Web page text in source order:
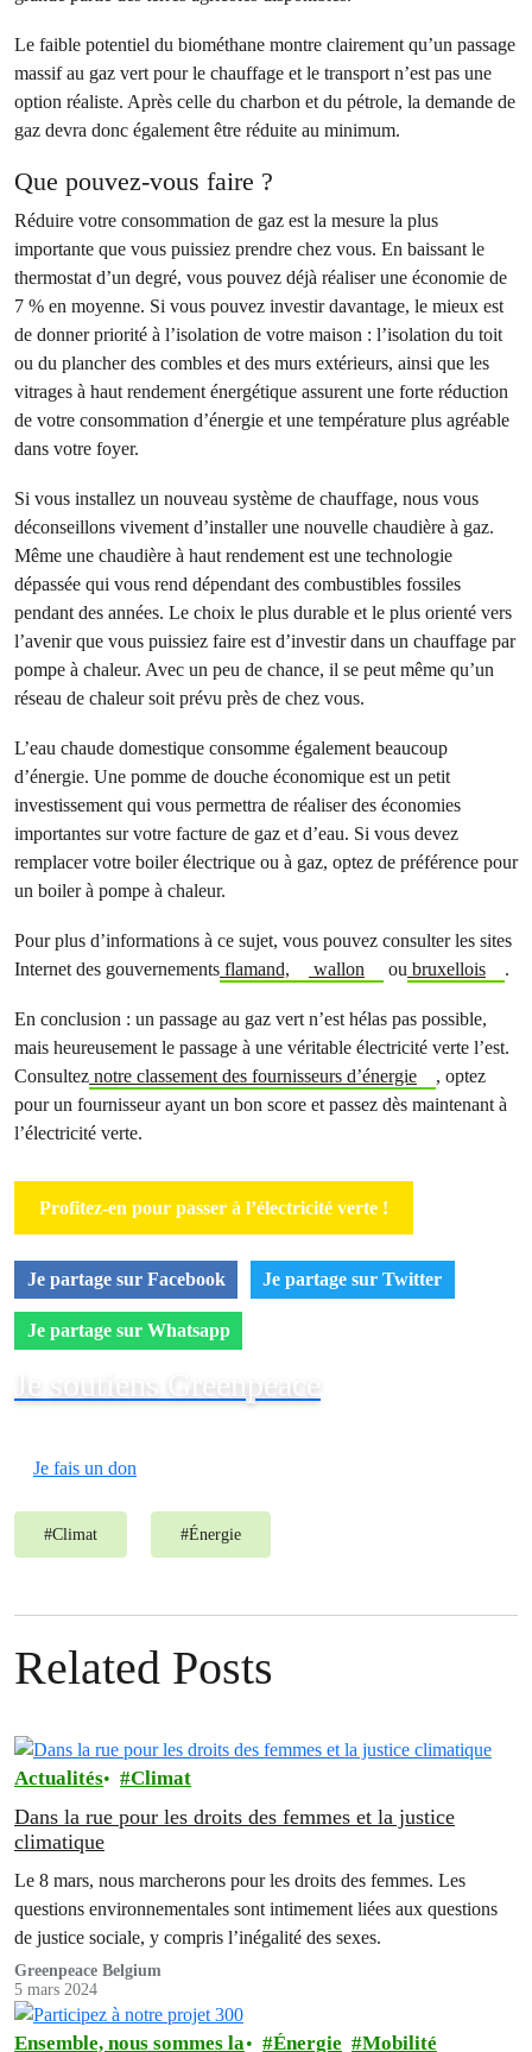
Le faible potentiel du biométhane montre clairement qu’un passage
massif au gaz vert pour le chauffage et le transport n’est pas une
option réaliste. Après celle du charbon et du pétrole, la demande de
gaz devra donc également être réduite au minimum.
Que pouvez-vous faire ?
Réduire votre consommation de gaz est la mesure la plus
importante que vous puissiez prendre chez vous. En baissant le
thermostat d’un degré, vous pouvez déjà réaliser une économie de
7 % en moyenne. Si vous pouvez investir davantage, le mieux est
de donner priorité à l’isolation de votre maison : l’isolation du toit
ou du plancher des combles et des murs extérieurs, ainsi que les
vitrages à haut rendement énergétique assurent une forte réduction
de votre consommation d’énergie et une température plus agréable
dans votre foyer.
Si vous installez un nouveau système de chauffage, nous vous
déconseillons vivement d’installer une nouvelle chaudière à gaz.
Même une chaudière à haut rendement est une technologie
dépassée qui vous rend dépendant des combustibles fossiles
pendant des années. Le choix le plus durable et le plus orienté vers
l’avenir que vous puissiez faire est d’investir dans un chauffage par
pompe à chaleur. Avec un peu de chance, il se peut même qu’un
réseau de chaleur soit prévu près de chez vous.
L’eau chaude domestique consomme également beaucoup
d’énergie. Une pomme de douche économique est un petit
investissement qui vous permettra de réaliser des économies
importantes sur votre facture de gaz et d’eau. Si vous devez
remplacer votre boiler électrique ou à gaz, optez de préférence pour
un boiler à pompe à chaleur.
Pour plus d’informations à ce sujet, vous pouvez consulter les sites
Internet des gouvernements flamand, wallon ou bruxellois .
En conclusion : un passage au gaz vert n’est hélas pas possible,
mais heureusement le passage à une véritable électricité verte l’est.
Consultez notre classement des fournisseurs d’énergie
, optez
pour un fournisseur ayant un bon score et passez dès maintenant à
l’électricité verte.
Profitez-en pour passer à l’électricité verte !
Je partage sur Facebook Je partage sur Twitter
Je partage sur Whatsapp
Je soutiens Greenpeace
Je fais un don
#Climat #Énergie
Related Posts
Actualités Climat
Dans la rue pour les droits des femmes et la justice
climatique
Le 8 mars, nous marcherons pour les droits des femmes. Les
questions environnementales sont intimement liées aux questions
de justice sociale, y compris l’inégalité des sexes.
Greenpeace Belgium
5 mars 2024
Ensemble, nous sommes la
Énergie
Mobilité